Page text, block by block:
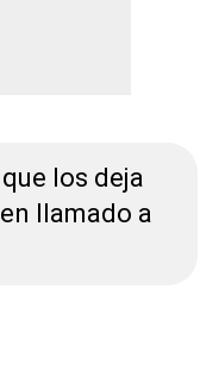
los deja
llamado a